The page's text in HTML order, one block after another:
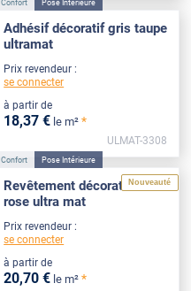
Confort Pose Intérieure
Adhésif décoratif gris taupe
ultramat
Prix revendeur :
se connecter
à partir de
18,37 € le m² *
ULMAT-3308
Nouveauté
Confort Pose Intérieure
Revêtement décoratif sable
rose ultra mat
Prix revendeur :
se connecter
à partir de
20,70 € le m² *